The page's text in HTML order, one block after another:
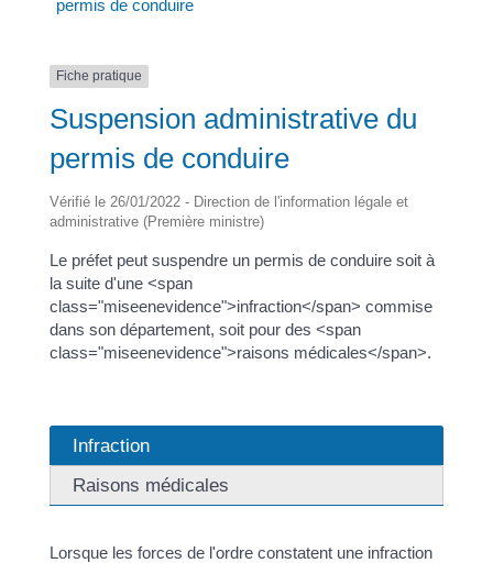
permis de conduire
Fiche pratique
Suspension administrative du
permis de conduire
Vérifié le 26/01/2022 - Direction de l'information légale et
administrative (Première ministre)
Le préfet peut suspendre un permis de conduire soit à
la suite d'une <span
class="miseenevidence">infraction</span> commise
dans son département, soit pour des <span
class="miseenevidence">raisons médicales</span>.
Infraction
Raisons médicales
Lorsque les forces de l'ordre constatent une infraction